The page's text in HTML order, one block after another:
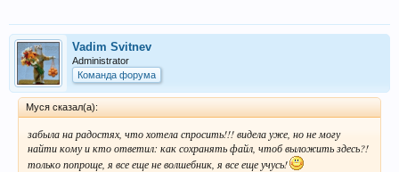
Vadim Svitnev
Administrator
Команда форума
Муся сказал(а):
забыла на радостях, что хотела спросить!!! видела уже, но не могу
найти кому и кто ответил: как сохранять файл, чтоб выложить здесь?!
только попроще, я все еще не волшебник, я все еще учусь!